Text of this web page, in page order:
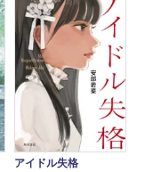
アイドル失格